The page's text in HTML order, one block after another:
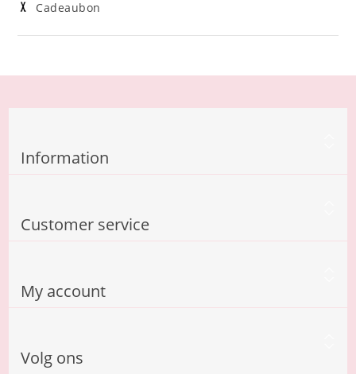
Cadeaubon
Information
Customer service
My account
Volg ons